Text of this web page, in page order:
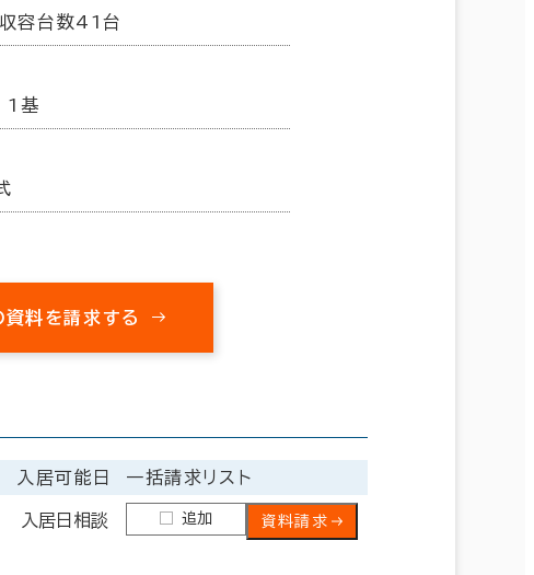
容台数41台
1基
資料を請求する
入居可能日 一括請求リスト
入居日相談 追加 資料請求